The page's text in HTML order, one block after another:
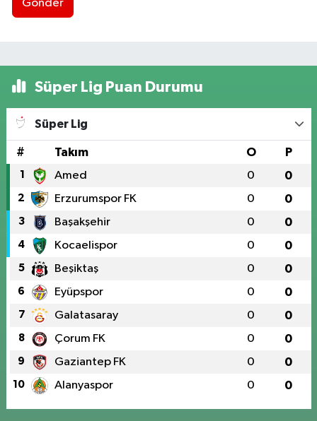
Gönder
Süper Lig Puan Durumu
Süper Lig
# Takım O P
1 Amed 0 0
2 Erzurumspor FK 0 0
3 Başakşehir 0 0
4 Kocaelispor 0 0
5 Beşiktaş 0 0
6 Eyüpspor 0 0
7 Galatasaray 0 0
8 Çorum FK 0 0
9 Gaziantep FK 0 0
10 Alanyaspor 0 0